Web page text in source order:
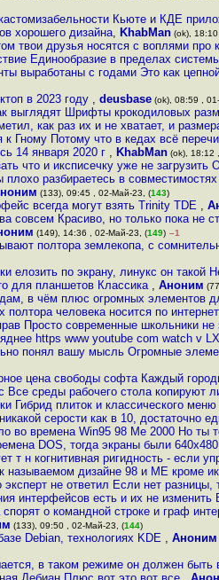
Кьюте и КДЕ
хорошего дизайна, KhabMan (ok),
твои друзья носятся с воплями про
Единообразие в пределах
выработаны с годами Это как
в 2023 году , deusbase (ok), 08:59 ,
выглядят Шрифты крокодиловых
как раз их и не хватает, и
Гному Потому что в кедах всё
14 января 2020 г , KhabMan (ok), 18:12
что и иксписечку уже не загрузить
плохо разбираетесь в
(133), 09:45 , 02-Май-23, (143)
всегда могут взять Trinity TDE ,
совсем Красиво, но только пока не
(149), 14:36 , 02-Май-23, (149) –1
полтора землекопа, с
по экрану, линукс он такой
для планшетов Классика , Аноним
в чём плюс огромных элементов
полтора человека носится по
Просто современные школьники
https www youtube com watch v
понял вашу мысль Огромные
цена свободы софта Каждый
Все среды рабочего стола копируют
Гибрид плиток и классического
серости как в 10, достаточно
во времена Win95 98 Me 2000 Но ты
DOS, тогда экраны были
т н когнитивная ригидность - если
называемом дизайне 98 и МЕ кроме
эксперт не ответил Если нет
интерфейсов есть и их не
о командной строке и граф
(133), 09:50 , 02-Май-23, (144)
Debian, технологиях KDE , Аноним
в таком режиме он должен быть